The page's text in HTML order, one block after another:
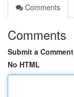
Comments
Comments
Submit a Comment
No HTML